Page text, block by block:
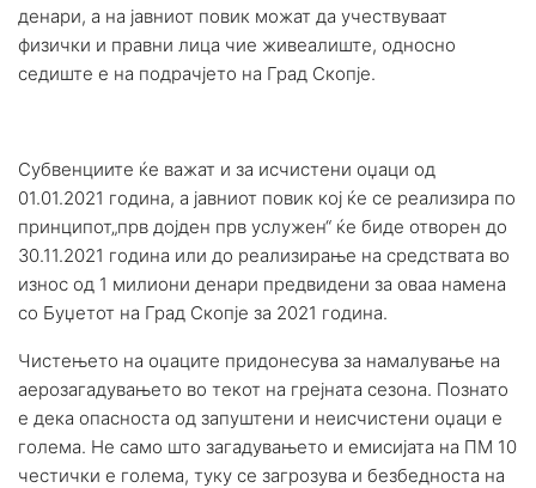
денари, а на јавниот повик можат да учествуваат
физички и правни лица чие живеалиште, односно
седиште е на подрачјето на Град Скопје.
Субвенциите ќе важат и за исчистени оџаци од
01.01.2021 година, а јавниот повик кој ќе се реализира по
принципот„прв дојден прв услужен“ ќе биде отворен до
30.11.2021 година или до реализирање на средствата во
износ од 1 милиони денари предвидени за оваа намена
со Буџетот на Град Скопје за 2021 година.
Чистењето на оџаците придонесува за намалување на
аерозагадувањето во текот на грејната сезона. Познато
е дека опасноста од запуштени и неисчистени оџаци е
голема. Не само што загадувањето и емисијата на ПМ 10
честички е голема, туку се загрозува и безбедноста на